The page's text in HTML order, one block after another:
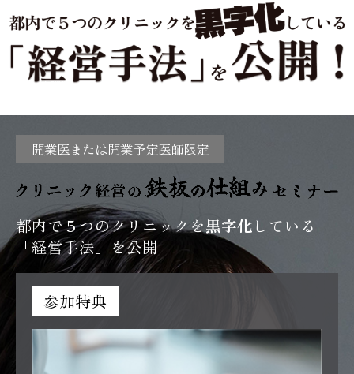
開業医または開業予定医師限定
都内で５つのクリニックを黒字化している
「経営手法」を公開
参加特典